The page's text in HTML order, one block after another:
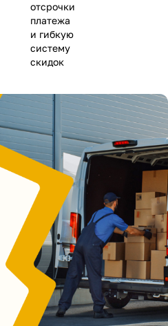
отсрочки
платежа
и гибкую
систему
скидок